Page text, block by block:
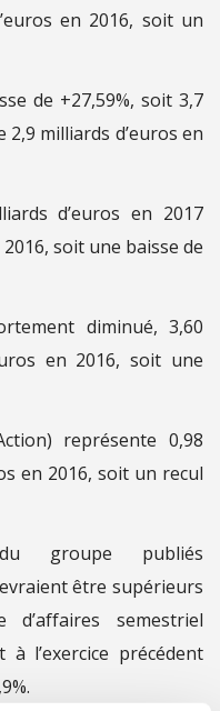
en 2016, soit un
de +27,59%, soit 3,7
2,9 milliards d’euros en
d’euros en 2017
soit une baisse de
diminué, 3,60
en 2016, soit une
représente 0,98
en 2016, soit un recul
groupe publiés
être supérieurs
semestriel
l’exercice précédent